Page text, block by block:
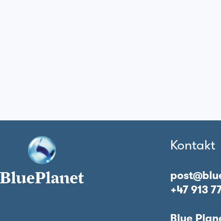
Kontakt
+47 913
Blue